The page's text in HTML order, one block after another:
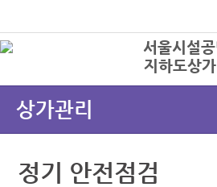
지하도상가
상가관리
정기 안전점검